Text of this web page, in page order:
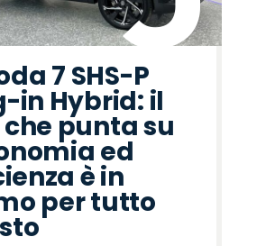
7 SHS-P
in Hybrid: il
che punta su
ed
è in
per tutto